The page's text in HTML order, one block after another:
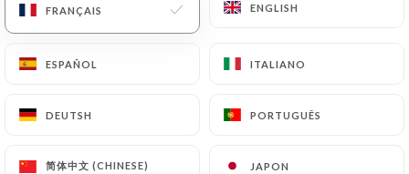
FRANÇAIS ENGLISH
ESPAÑOL ITALIANO
DEUTSH PORTUGUÊS
简体中文 (CHINESE) JAPON
Contact
N’hésitez pas à nous contacter. Pour
renseignement, nous restons
FRANÇAIS ENGLISH
ESPAÑOL ITALIANO
DEUTSH PORTUGUÊS
简体中文 (CHINESE) JAPON